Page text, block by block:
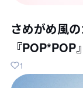
さめがめ風
『
1